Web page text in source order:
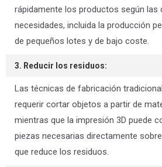
rápidamente los productos según las
necesidades, incluida la producción
de pequeños lotes y de bajo coste.
3. Reducir los residuos:
Las técnicas de fabricación
requerir cortar objetos a partir de
mientras que la impresión 3D puede
piezas necesarias directamente
que reduce los residuos.